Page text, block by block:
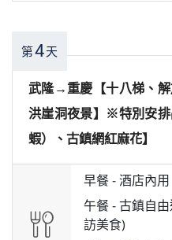
第4天
武隆→重慶【十八梯、解
洪崖洞夜景】※特別安
蝦）、古鎮網紅麻花】
早餐 -酒店內用
午餐 -古鎮自
訪美食)